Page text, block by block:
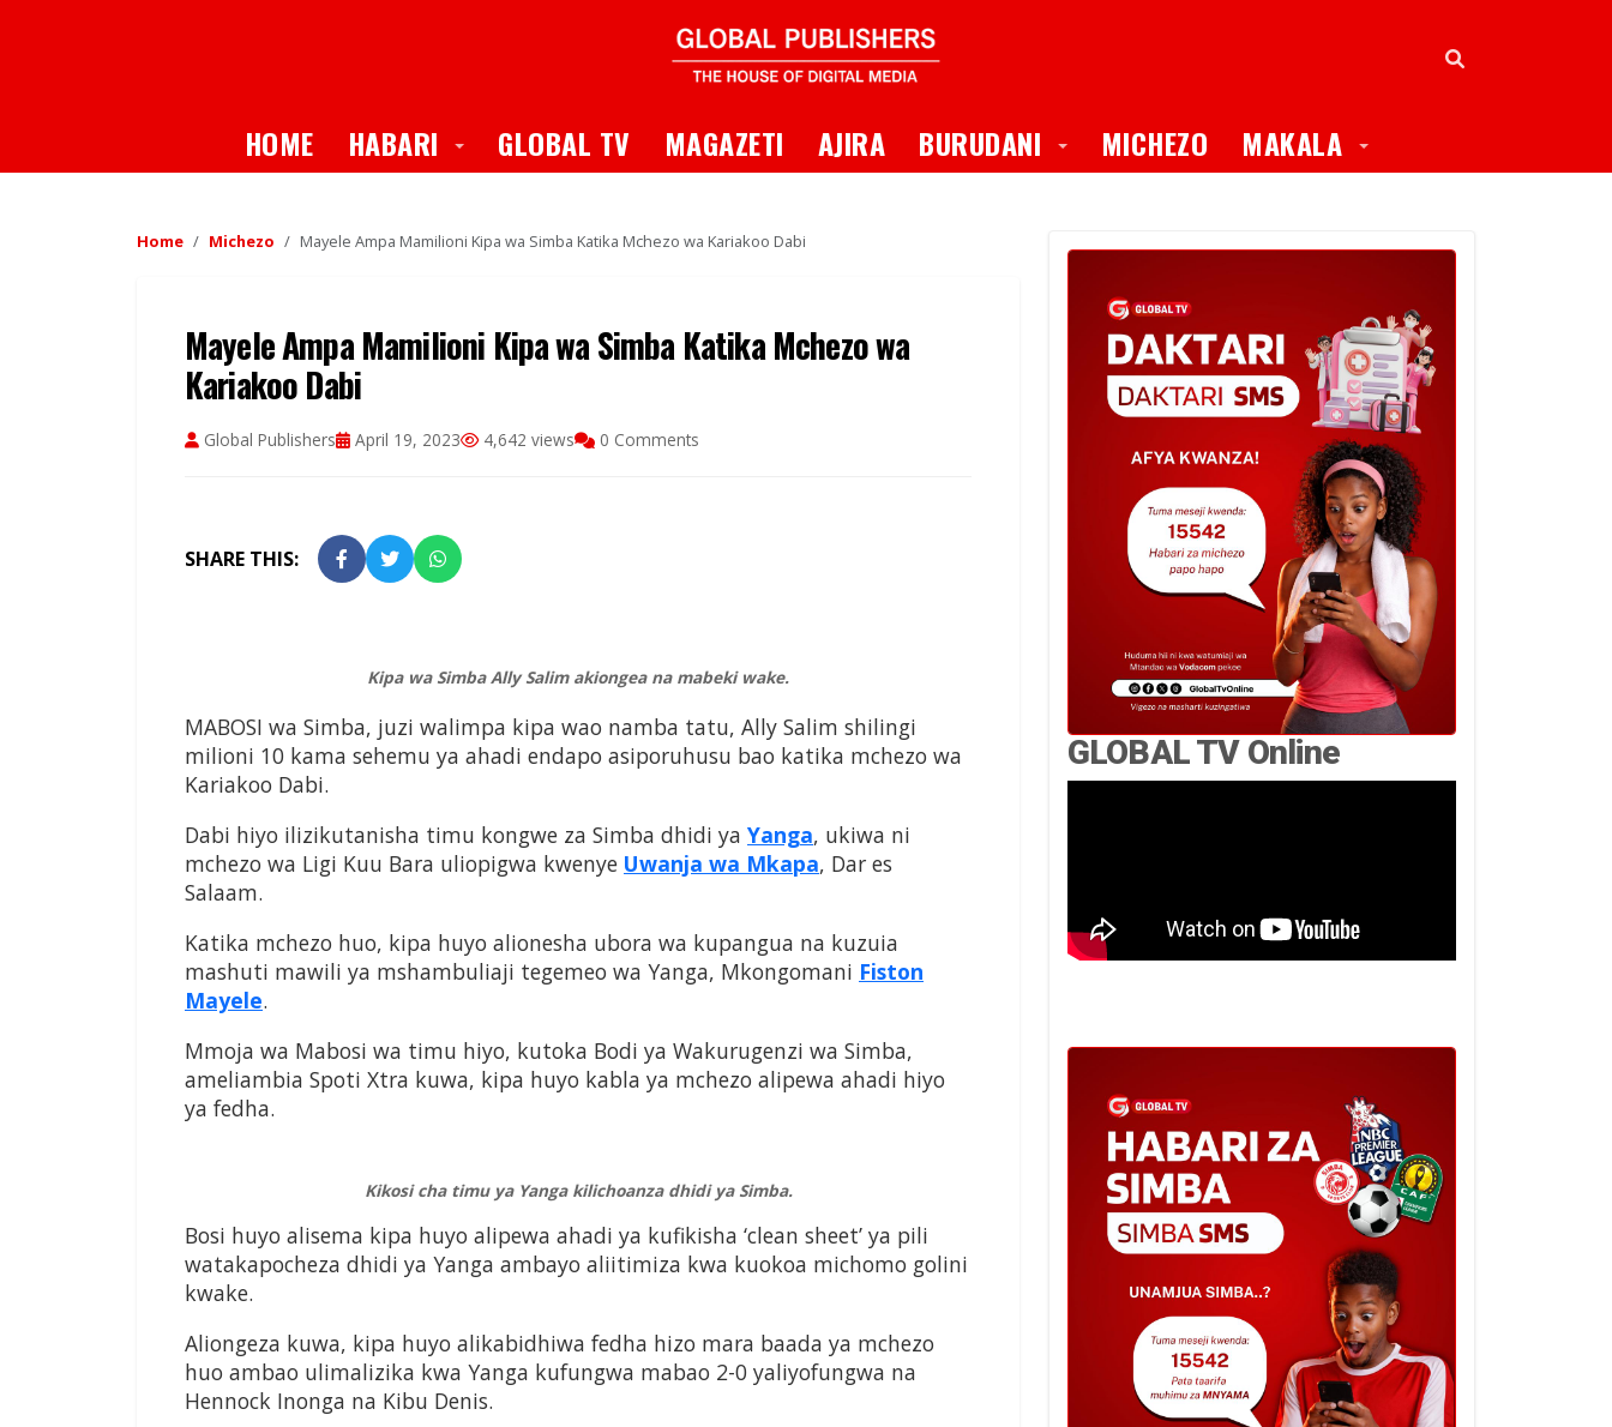
HOME HABARI Toggle Dropdown
GLOBAL TV MAGAZETI AJIRA BURUDANI Toggle Dropdown
MICHEZO MAKALA Toggle Dropdown
Home Michezo Mayele Ampa Mamilioni Kipa wa Simba Katika Mchezo wa Kariakoo Dabi
Mayele Ampa Mamilioni Kipa wa Simba Katika Mchezo wa
Kariakoo Dabi
Global Publishers April 19, 2023 4,642 views 0 Comments
SHARE THIS:
Kipa wa Simba Ally Salim akiongea na mabeki wake.
MABOSI wa Simba, juzi walimpa kipa wao namba tatu, Ally Salim shilingi
milioni 10 kama sehemu ya ahadi endapo asiporuhusu bao katika mchezo wa
Kariakoo Dabi.
Dabi hiyo ilizikutanisha timu kongwe za Simba dhidi ya Yanga, ukiwa ni
mchezo wa Ligi Kuu Bara uliopigwa kwenye Uwanja wa Mkapa, Dar es
Salaam.
Katika mchezo huo, kipa huyo alionesha ubora wa kupangua na kuzuia
mashuti mawili ya mshambuliaji tegemeo wa Yanga, Mkongomani Fiston
Mayele.
Mmoja wa Mabosi wa timu hiyo, kutoka Bodi ya Wakurugenzi wa Simba,
ameliambia Spoti Xtra kuwa, kipa huyo kabla ya mchezo alipewa ahadi hiyo
ya fedha.
Kikosi cha timu ya Yanga kilichoanza dhidi ya Simba.
Bosi huyo alisema kipa huyo alipewa ahadi ya kufikisha ‘clean sheet’ ya pili
watakapocheza dhidi ya Yanga ambayo aliitimiza kwa kuokoa michomo golini
kwake.
Aliongeza kuwa, kipa huyo alikabidhiwa fedha hizo mara baada ya mchezo
huo ambao ulimalizika kwa Yanga kufungwa mabao 2-0 yaliyofungwa na
Hennock Inonga na Kibu Denis.
GLOBAL TV Online